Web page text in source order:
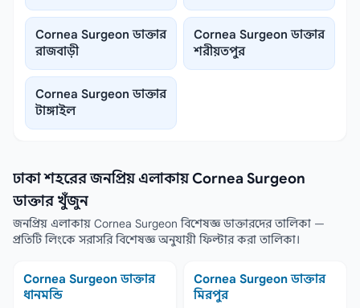
Cornea Surgeon ডাক্তার
রাজবাড়ী
Cornea Surgeon ডাক্তার
শরীয়তপুর
Cornea Surgeon ডাক্তার
টাঙ্গাইল
ঢাকা শহরের জনপ্রিয় এলাকায় Cornea Surgeon
ডাক্তার খুঁজুন
জনপ্রিয় এলাকায় Cornea Surgeon বিশেষজ্ঞ ডাক্তারদের তালিকা —
প্রতিটি লিংকে সরাসরি বিশেষজ্ঞ অনুযায়ী ফিল্টার করা তালিকা।
Cornea Surgeon ডাক্তার
ধানমন্ডি
Cornea Surgeon ডাক্তার
মিরপুর